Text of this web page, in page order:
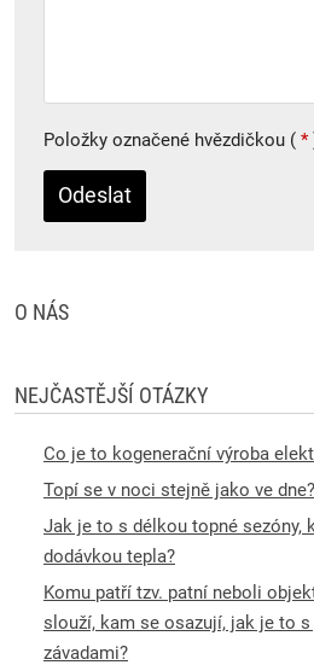
Položky označené hvězdičkou ( *
O NÁS
NEJČASTĚJŠÍ OTÁZKY
Co je to kogenerační výroba
Topí se v noci stejně jako ve dne?
Jak je to s délkou topné sezóny,
dodávkou tepla?
Komu patří tzv. patní neboli
slouží, kam se osazují, jak je to
závadami?